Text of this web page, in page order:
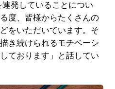
発していることについ
度、皆様からたくさんの
をいただいています。そ
き続けられるモチベーシ
ております」と話してい